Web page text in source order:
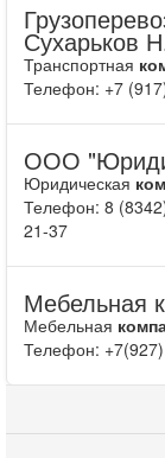
Сухарьков
Транспортная
Телефон: +7
ООО
Юридическая
Телефон: 8
21-37
Мебельная
Мебельная
Телефон: